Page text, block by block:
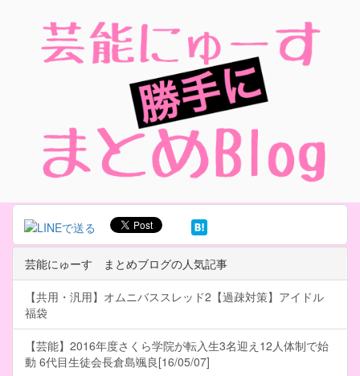
芸能にゅーす まとめブログの人気記事
【共用・汎用】オムニバススレッド2【過疎対策】アイドル
福袋
【芸能】2016年度さくら学院が転入生3名迎え12人体制で始
動 6代目生徒会長倉島颯良[16/05/07]